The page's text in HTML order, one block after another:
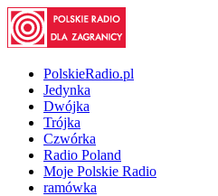
PolskieRadio.pl
Jedynka
Dwójka
Trójka
Czwórka
Radio Poland
Moje Polskie Radio
ramówka